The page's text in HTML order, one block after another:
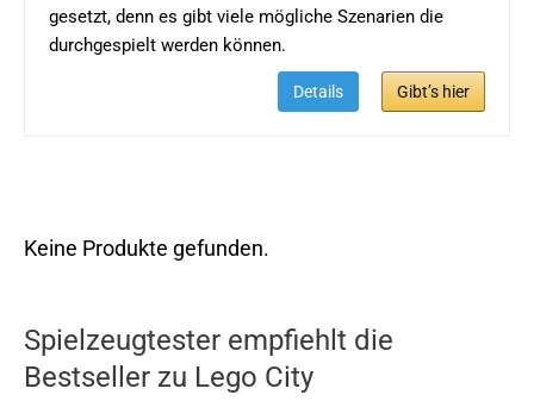
gesetzt, denn es gibt viele mögliche Szenarien die
durchgespielt werden können.
Details Gibt’s hier
Keine Produkte gefunden.
Spielzeugtester empfiehlt die
Bestseller zu Lego City